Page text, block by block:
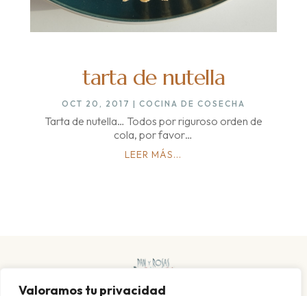
Valoramos tu privacidad
tarta de nutella
OCT 20, 2017 | COCINA DE COSECHA
Tarta de nutella… Todos por riguroso orden de
cola, por favor…
LEER MÁS...